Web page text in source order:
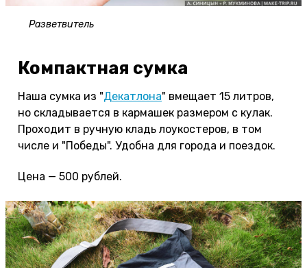
Разветвитель
Компактная сумка
Наша сумка из "Декатлона" вмещает 15 литров,
но складывается в кармашек размером с кулак.
Проходит в ручную кладь лоукостеров, в том
числе и "Победы". Удобна для города и поездок.
Цена — 500 рублей.